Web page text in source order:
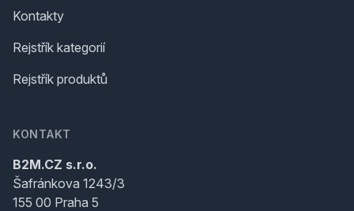
Kontakty
Rejstřík kategorií
Rejstřík produktů
KONTAKT
B2M.CZ s.r.o.
Šafránkova 1243/3
155 00 Praha 5